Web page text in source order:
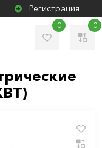
Регистрация
0 0